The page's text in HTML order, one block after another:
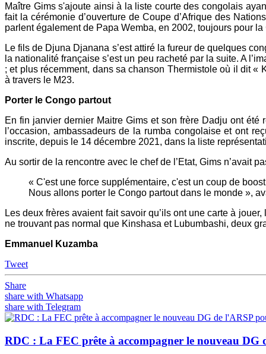
Maître Gims s'ajoute ainsi à la liste courte des congolais
fait la cérémonie d’ouverture de Coupe d’Afrique des
parlent également de Papa Wemba, en 2002, toujours pour la
Le fils de Djuna Djanana s’est attiré la fureur de quelques
la nationalité française s’est un peu racheté par la suite. A
; et plus récemment, dans sa chanson Thermistole où il dit «
à travers le M23.
Porter le Congo partout
En fin janvier dernier Maitre Gims et son frère Dadju ont
l’occasion, ambassadeurs de la rumba congolaise et ont
inscrite, depuis le 14 décembre 2021, dans la liste
Au sortir de la rencontre avec le chef de l’Etat, Gims n’avait
« C'est une force supplémentaire, c'est un coup de
Nous allons porter le Congo partout dans le monde »,
Les deux frères avaient fait savoir qu’ils ont une carte à
ne trouvant pas normal que Kinshasa et Lubumbashi, deux
Emmanuel Kuzamba
Tweet
Share
share with Whatsapp
share with Telegram
RDC : La FEC prête à accompagner le nouveau DG